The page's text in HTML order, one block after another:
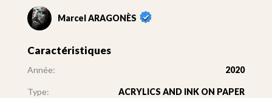
Marcel ARAGONÈS
Caractéristiques
Année: 2020
Type: ACRYLICS AND INK ON PAPER